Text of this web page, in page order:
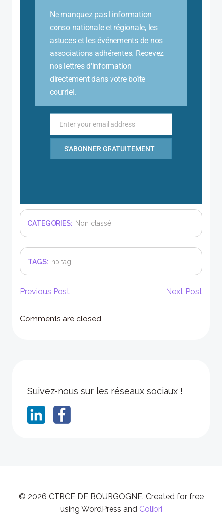
Ne manquez pas l'information
conso nationale et régionale, les
astuces et les événements de nos
associations adhérentes. Recevez
nos lettres d'information
directement dans votre boîte
courriel.
Email
Enter your email address
S'ABONNER GRATUITEMENT
CATEGORIES: Non classé
TAGS: no tag
Post
navigation
Previous Post Next Post
Comments are closed
Suivez-nous sur les réseaux sociaux !
© 2026 CTRCE DE BOURGOGNE. Created for free
using WordPress and Colibri